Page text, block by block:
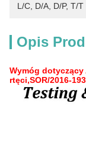
L/C, D/A, D/P, T/T
Opis
Wymóg dotyczący
rtęci,SOR/2016-193